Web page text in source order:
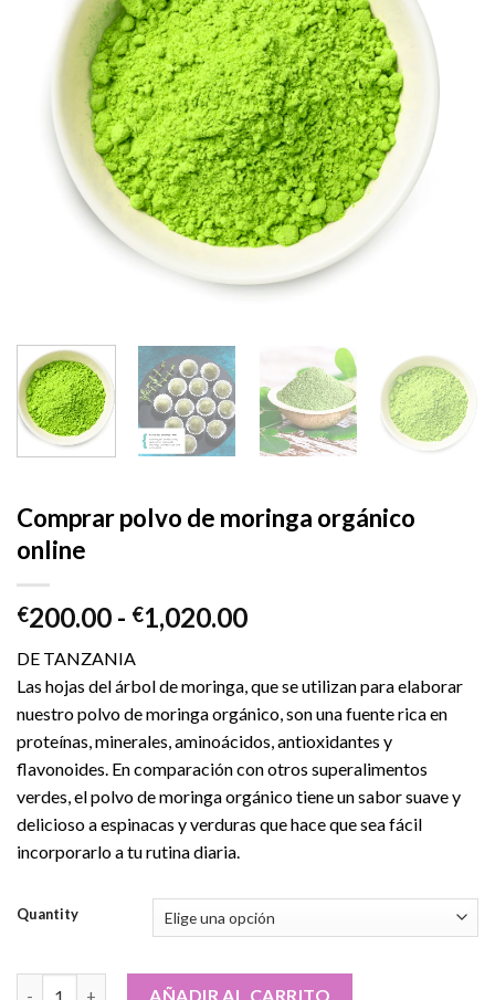
Comprar polvo de moringa orgánico
online
€200.00 - €1,020.00Rango
desde
€200.00
hasta
€1,020.00
DE TANZANIA
Las hojas del árbol de moringa, que se utilizan para elaborar
nuestro polvo de moringa orgánico, son una fuente rica en
proteínas, minerales, aminoácidos, antioxidantes y
flavonoides. En comparación con otros superalimentos
verdes, el polvo de moringa orgánico tiene un sabor suave y
delicioso a espinacas y verduras que hace que sea fácil
incorporarlo a tu rutina diaria.
Quantity
Comprar polvo de moringa orgánico online cantidad
AÑADIR AL CARRITO